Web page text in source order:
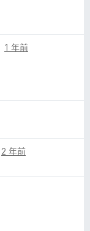
1 年前
2 年前